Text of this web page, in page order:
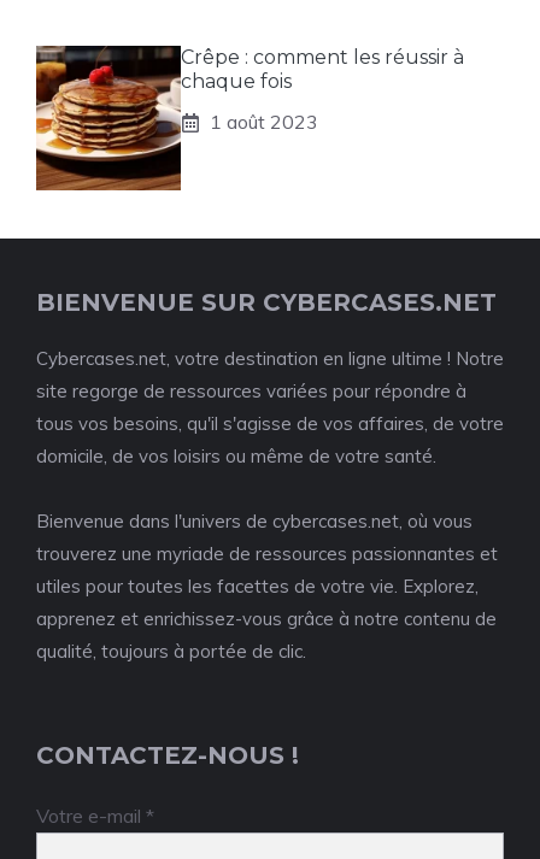
Crêpe : comment les réussir à
chaque fois
1 août 2023
BIENVENUE SUR CYBERCASES.NET
Cybercases.net, votre destination en ligne ultime ! Notre
site regorge de ressources variées pour répondre à
tous vos besoins, qu'il s'agisse de vos affaires, de votre
domicile, de vos loisirs ou même de votre santé.
Bienvenue dans l'univers de cybercases.net, où vous
trouverez une myriade de ressources passionnantes et
utiles pour toutes les facettes de votre vie. Explorez,
apprenez et enrichissez-vous grâce à notre contenu de
qualité, toujours à portée de clic.
CONTACTEZ-NOUS !
Votre e-mail *